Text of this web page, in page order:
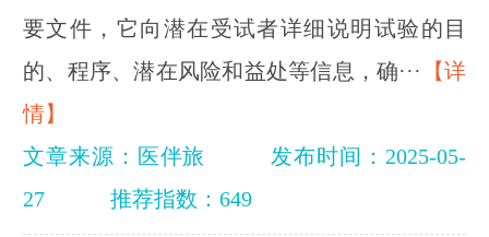
要文件，它向潜在受试者详细说明试验的目
的、程序、潜在风险和益处等信息，确···
【详
情】
文章来源：医伴旅
发布时间：2025-05-
27
推荐指数：649